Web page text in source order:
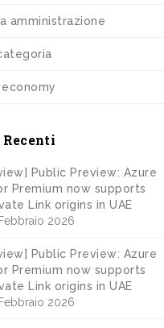
amministrazione
Public Preview: Azure
Premium now supports
Link origins in UAE
2026
Public Preview: Azure
Premium now supports
Link origins in UAE
2026